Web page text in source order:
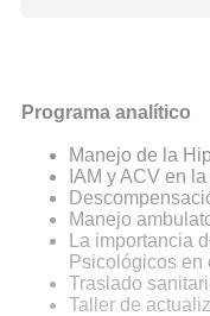
Programa analítico
Manejo de la
IAM y ACV en
Manejo
La importancia
Psicológicos en
Traslado
Taller de